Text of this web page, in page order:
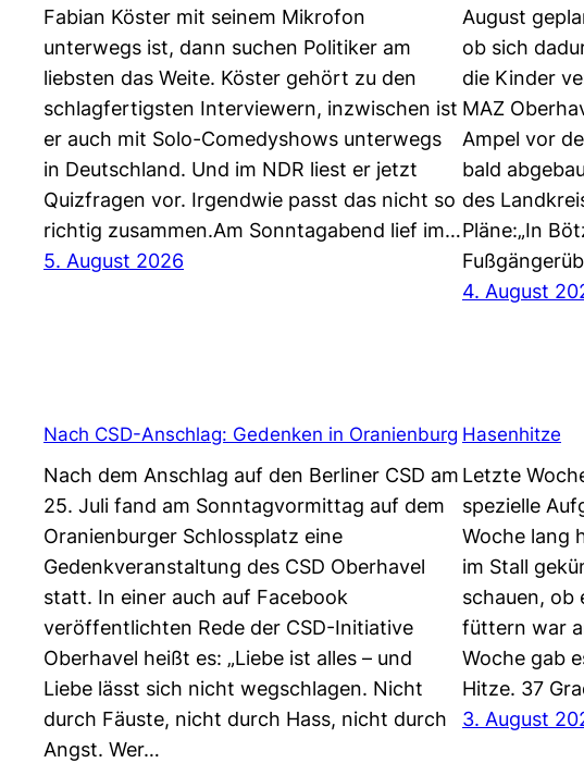
Fabian Köster mit seinem Mikrofon
unterwegs ist, dann suchen Politiker am
liebsten das Weite. Köster gehört zu den
schlagfertigsten Interviewern, inzwischen ist
er auch mit Solo-Comedyshows unterwegs
in Deutschland. Und im NDR liest er jetzt
Quizfragen vor. Irgendwie passt das nicht so
richtig zusammen.Am Sonntagabend lief im…
5. August 2026
August
ob sich
die Kinder
MAZ
Ampel vor
bald
des
Pläne:„In
4. August
Nach CSD-Anschlag: Gedenken in Oranienburg
Nach dem Anschlag auf den Berliner CSD am
25. Juli fand am Sonntagvormittag auf dem
Oranienburger Schlossplatz eine
Gedenkveranstaltung des CSD Oberhavel
statt. In einer auch auf Facebook
veröffentlichten Rede der CSD-Initiative
Oberhavel heißt es: „Liebe ist alles – und
Liebe lässt sich nicht wegschlagen. Nicht
durch Fäuste, nicht durch Hass, nicht durch
Angst. Wer…
Hasenhitze
Letzte
spezielle
Woche lang
im Stall
schauen, ob
füttern war
Woche gab
Hitze. 37
3. August